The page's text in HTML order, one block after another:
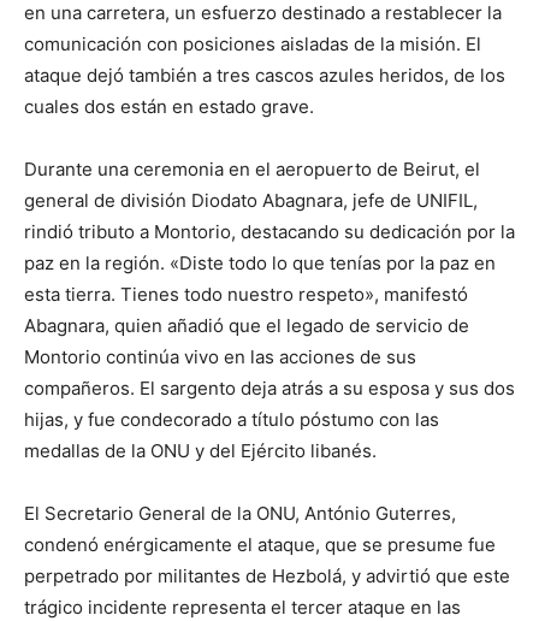
en una carretera, un esfuerzo destinado a restablecer la
comunicación con posiciones aisladas de la misión. El
ataque dejó también a tres cascos azules heridos, de los
cuales dos están en estado grave.
Durante una ceremonia en el aeropuerto de Beirut, el
general de división Diodato Abagnara, jefe de UNIFIL,
rindió tributo a Montorio, destacando su dedicación por la
paz en la región. «Diste todo lo que tenías por la paz en
esta tierra. Tienes todo nuestro respeto», manifestó
Abagnara, quien añadió que el legado de servicio de
Montorio continúa vivo en las acciones de sus
compañeros. El sargento deja atrás a su esposa y sus dos
hijas, y fue condecorado a título póstumo con las
medallas de la ONU y del Ejército libanés.
El Secretario General de la ONU, António Guterres,
condenó enérgicamente el ataque, que se presume fue
perpetrado por militantes de Hezbolá, y advirtió que este
trágico incidente representa el tercer ataque en las